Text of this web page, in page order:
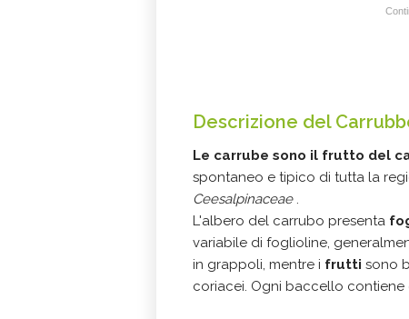
Descrizione del
Le carrube sono il frutto del
spontaneo e tipico di tutta la
Ceesalpinaceae .
L'albero del carrubo presenta
variabile di foglioline,
in grappoli, mentre i frutti sono
coriacei. Ogni baccello contiene